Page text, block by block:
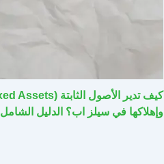
وإهلاكها في سيلز اب؟ الدليل الشامل